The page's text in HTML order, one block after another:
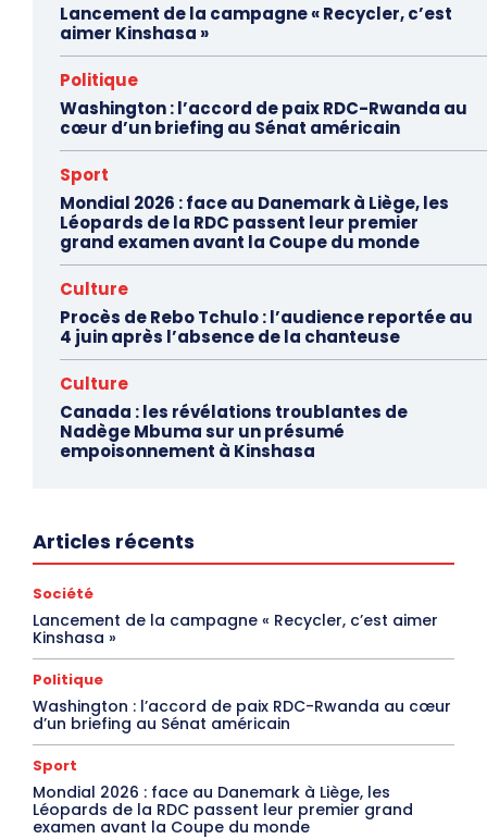
Lancement de la campagne « Recycler, c’est
aimer Kinshasa »
Politique
Washington : l’accord de paix RDC-Rwanda au
cœur d’un briefing au Sénat américain
Sport
Mondial 2026 : face au Danemark à Liège, les
Léopards de la RDC passent leur premier
grand examen avant la Coupe du monde
Culture
Procès de Rebo Tchulo : l’audience reportée au
4 juin après l’absence de la chanteuse
Culture
Canada : les révélations troublantes de
Nadège Mbuma sur un présumé
empoisonnement à Kinshasa
Articles récents
Société
Lancement de la campagne « Recycler, c’est aimer
Kinshasa »
Politique
Washington : l’accord de paix RDC-Rwanda au cœur
d’un briefing au Sénat américain
Sport
Mondial 2026 : face au Danemark à Liège, les
Léopards de la RDC passent leur premier grand
examen avant la Coupe du monde